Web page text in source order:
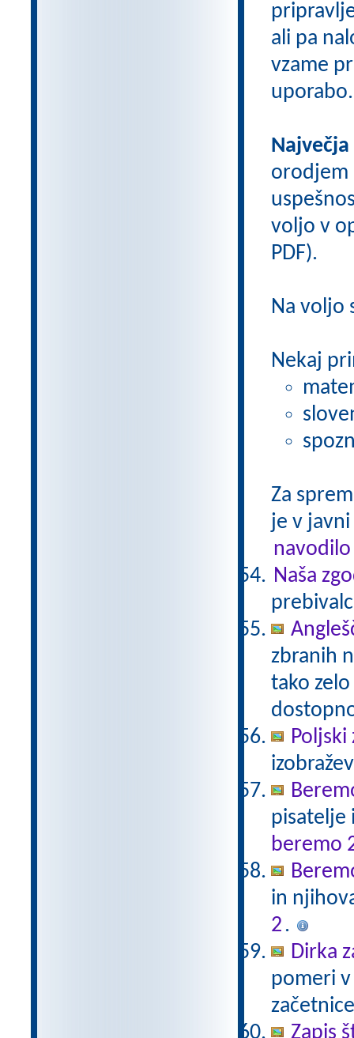
ali pa
vzame
uporabo.
orodjem
voljo v
PDF).
Na voljo
Nekaj
Za
je v
navodilo
Naša
zbranih
tako
Poljski
pisatelje
beremo
in
2.
Dirka
pomeri
Zapis